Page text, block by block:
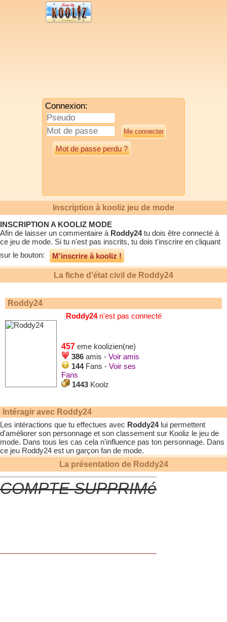
Connexion:
Mot de passe perdu ?
Inscription à kooliz jeu de mode
INSCRIPTION A KOOLIZ MODE
Afin de laisser un commentaire à Roddy24tu dois être connecté à
ce jeu de mode. Si tu n'est pas inscrits, tu dois t'inscrire en cliquant
sur le bouton:
M'inscrire à kooliz !
La fiche d'état civil de Roddy24
Roddy24
Roddy24n'est pas connecté
457 eme koolizien(ne)
386 amis - Voir amis
144Fans - Voir ses
Fans
1443 Koolz
Intéragir avec Roddy24
Les intéractions que tu effectues avec Roddy24lui permettent
d'améliorer son personnage et son classement sur Kooliz le jeu de
mode. Dans tous les cas cela n'influence pas ton personnage. Dans
ce jeu Roddy24 est un garçon fan de mode.
La présentation de Roddy24
COMPTE SUPPRIMé